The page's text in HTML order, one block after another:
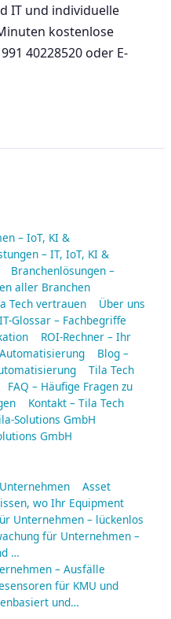
IT und individuelle
kostenlose
40228520 oder E-
– IoT, KI &
– IT, IoT, KI &
Branchenlösungen –
aller Branchen
Tech vertrauen
Über uns
IT-Glossar – Fachbegriffe
ROI-Rechner – Ihr
Blog –
Tila Tech
FAQ – Häufige Fragen zu
Kontakt – Tila Tech
Solutions GmbH
GmbH
Asset
wo Ihr Equipment
Unternehmen – lückenlos
für Unternehmen –
…
– Ausfälle
für KMU und
und…